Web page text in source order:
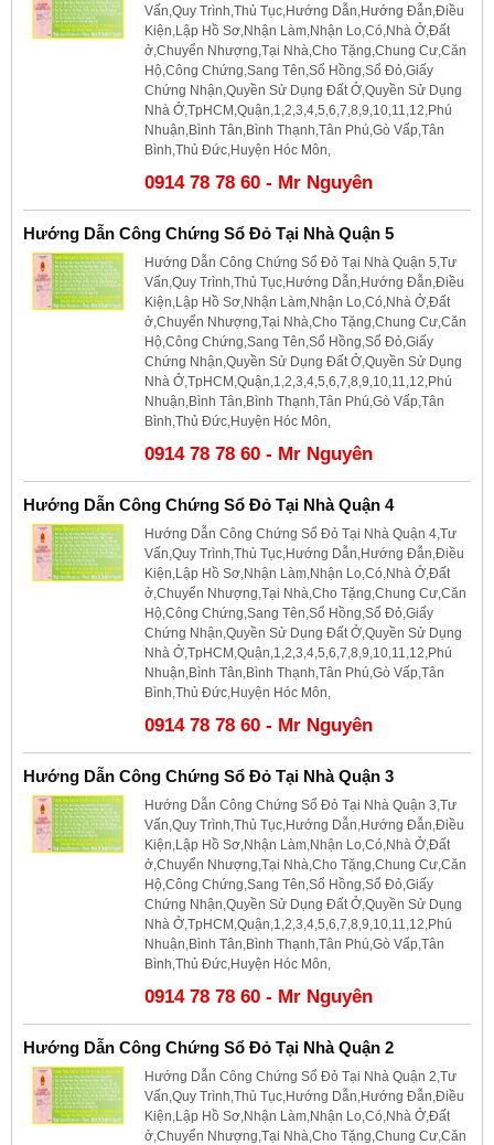
Vấn,Quy Trình,Thủ Tục,Hướng Dẫn,Hướng Đẫn,Điều
Kiện,Lập Hồ Sơ,Nhận Làm,Nhận Lo,Có,Nhà Ở,Đất
ở,Chuyển Nhượng,Tại Nhà,Cho Tặng,Chung Cư,Căn
Hộ,Công Chứng,Sang Tên,Sổ Hồng,Sổ Đỏ,Giấy
Chứng Nhận,Quyền Sử Dụng Đất Ở,Quyền Sử Dụng
Nhà Ở,TpHCM,Quận,1,2,3,4,5,6,7,8,9,10,11,12,Phú
Nhuận,Bình Tân,Bình Thạnh,Tân Phú,Gò Vấp,Tân
Bình,Thủ Đức,Huyện Hóc Môn,
0914 78 78 60 - Mr Nguyên
Hướng Dẫn Công Chứng Sổ Đỏ Tại Nhà Quận 5
Hướng Dẫn Công Chứng Sổ Đỏ Tại Nhà Quận 5,Tư
Vấn,Quy Trình,Thủ Tục,Hướng Dẫn,Hướng Đẫn,Điều
Kiện,Lập Hồ Sơ,Nhận Làm,Nhận Lo,Có,Nhà Ở,Đất
ở,Chuyển Nhượng,Tại Nhà,Cho Tặng,Chung Cư,Căn
Hộ,Công Chứng,Sang Tên,Sổ Hồng,Sổ Đỏ,Giấy
Chứng Nhận,Quyền Sử Dụng Đất Ở,Quyền Sử Dụng
Nhà Ở,TpHCM,Quận,1,2,3,4,5,6,7,8,9,10,11,12,Phú
Nhuận,Bình Tân,Bình Thạnh,Tân Phú,Gò Vấp,Tân
Bình,Thủ Đức,Huyện Hóc Môn,
0914 78 78 60 - Mr Nguyên
Hướng Dẫn Công Chứng Sổ Đỏ Tại Nhà Quận 4
Hướng Dẫn Công Chứng Sổ Đỏ Tại Nhà Quận 4,Tư
Vấn,Quy Trình,Thủ Tục,Hướng Dẫn,Hướng Đẫn,Điều
Kiện,Lập Hồ Sơ,Nhận Làm,Nhận Lo,Có,Nhà Ở,Đất
ở,Chuyển Nhượng,Tại Nhà,Cho Tặng,Chung Cư,Căn
Hộ,Công Chứng,Sang Tên,Sổ Hồng,Sổ Đỏ,Giấy
Chứng Nhận,Quyền Sử Dụng Đất Ở,Quyền Sử Dụng
Nhà Ở,TpHCM,Quận,1,2,3,4,5,6,7,8,9,10,11,12,Phú
Nhuận,Bình Tân,Bình Thạnh,Tân Phú,Gò Vấp,Tân
Bình,Thủ Đức,Huyện Hóc Môn,
0914 78 78 60 - Mr Nguyên
Hướng Dẫn Công Chứng Sổ Đỏ Tại Nhà Quận 3
Hướng Dẫn Công Chứng Sổ Đỏ Tại Nhà Quận 3,Tư
Vấn,Quy Trình,Thủ Tục,Hướng Dẫn,Hướng Đẫn,Điều
Kiện,Lập Hồ Sơ,Nhận Làm,Nhận Lo,Có,Nhà Ở,Đất
ở,Chuyển Nhượng,Tại Nhà,Cho Tặng,Chung Cư,Căn
Hộ,Công Chứng,Sang Tên,Sổ Hồng,Sổ Đỏ,Giấy
Chứng Nhận,Quyền Sử Dụng Đất Ở,Quyền Sử Dụng
Nhà Ở,TpHCM,Quận,1,2,3,4,5,6,7,8,9,10,11,12,Phú
Nhuận,Bình Tân,Bình Thạnh,Tân Phú,Gò Vấp,Tân
Bình,Thủ Đức,Huyện Hóc Môn,
0914 78 78 60 - Mr Nguyên
Hướng Dẫn Công Chứng Sổ Đỏ Tại Nhà Quận 2
Hướng Dẫn Công Chứng Sổ Đỏ Tại Nhà Quận 2,Tư
Vấn,Quy Trình,Thủ Tục,Hướng Dẫn,Hướng Đẫn,Điều
Kiện,Lập Hồ Sơ,Nhận Làm,Nhận Lo,Có,Nhà Ở,Đất
ở,Chuyển Nhượng,Tại Nhà,Cho Tặng,Chung Cư,Căn